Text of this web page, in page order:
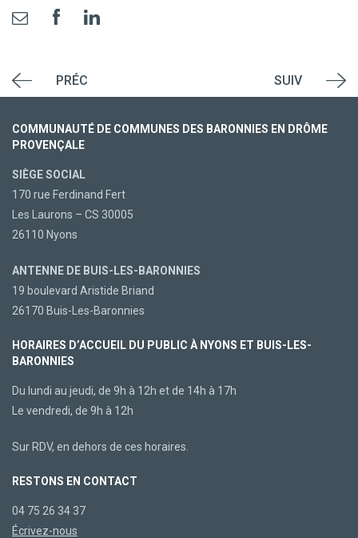
PRÉC SUIV
COMMUNAUTÉ DE COMMUNES DES BARONNIES EN DRÔME
PROVENÇALE
SIÈGE SOCIAL
170 rue Ferdinand Fert
Les Laurons – CS 30005
26110 Nyons
ANTENNE DE BUIS-LES-BARONNIES
19 boulevard Aristide Briand
26170 Buis-Les-Baronnies
HORAIRES D’ACCUEIL DU PUBLIC À NYONS ET BUIS-LES-
BARONNIES
Du lundi au jeudi, de 9h à 12h et de 14h à 17h
Le vendredi, de 9h à 12h
Sur RDV, en dehors de ces horaires.
RESTONS EN CONTACT
04 75 26 34 37
Écrivez-nous